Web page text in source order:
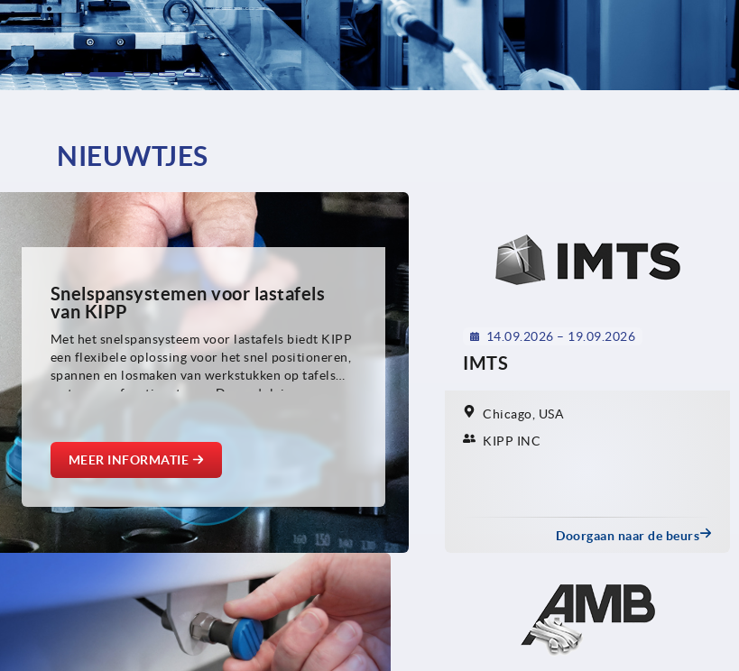
NIEUWTJES
Snelspansystemen voor lastafels
van KIPP
Met het snelspansysteem voor lastafels biedt KIPP
een flexibele oplossing voor het snel positioneren,
spannen en losmaken van werkstukken op tafels
met een perforatiepatroon. De modulaire
instelprocessen en zorgen voor een
reproduceerbare positionering – ideaal voor de
las- en installatiebranche, de machine- en
MEER INFORMATIE
14.09.2026 – 19.09.2026
IMTS
Chicago, USA
KIPP INC
Doorgaan naar de beurs